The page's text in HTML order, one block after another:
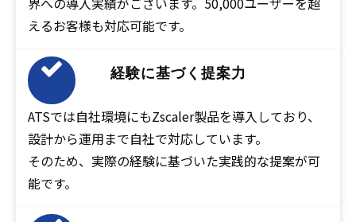
えるお客様も対応可能です。
経験に基づく提案力
ATSでは自社環境にもZscaler製品を導入しており、
設計から運用まで自社で対応しています。
そのため、実際の経験に基づいた実践的な提案が可
能です。